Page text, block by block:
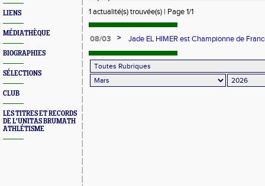
LIENS
MÉDIATHÈQUE
BIOGRAPHIES
SÉLECTIONS
CLUB
LES TITRES ET RECORDS
DE L'UNITAS BRUMATH
ATHLÉTISME
1 actualité(s) trouvée(s) | Page 1/1
08/03 >
Jade EL HIMER est Championne de